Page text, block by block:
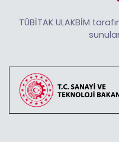
TÜBİTAK ULAKBİM